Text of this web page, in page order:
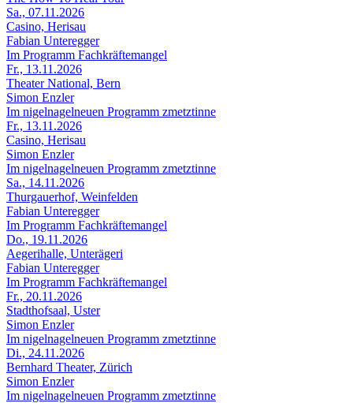
Sa., 07.11.2026
Casino, Herisau
Fabian Unteregger
Im Programm Fachkräftemangel
Fr., 13.11.2026
Theater National, Bern
Simon Enzler
Im nigelnagelneuen Programm zmetztinne
Fr., 13.11.2026
Casino, Herisau
Simon Enzler
Im nigelnagelneuen Programm zmetztinne
Sa., 14.11.2026
Thurgauerhof, Weinfelden
Fabian Unteregger
Im Programm Fachkräftemangel
Do., 19.11.2026
Aegerihalle, Unterägeri
Fabian Unteregger
Im Programm Fachkräftemangel
Fr., 20.11.2026
Stadthofsaal, Uster
Simon Enzler
Im nigelnagelneuen Programm zmetztinne
Di., 24.11.2026
Bernhard Theater, Zürich
Simon Enzler
Im nigelnagelneuen Programm zmetztinne